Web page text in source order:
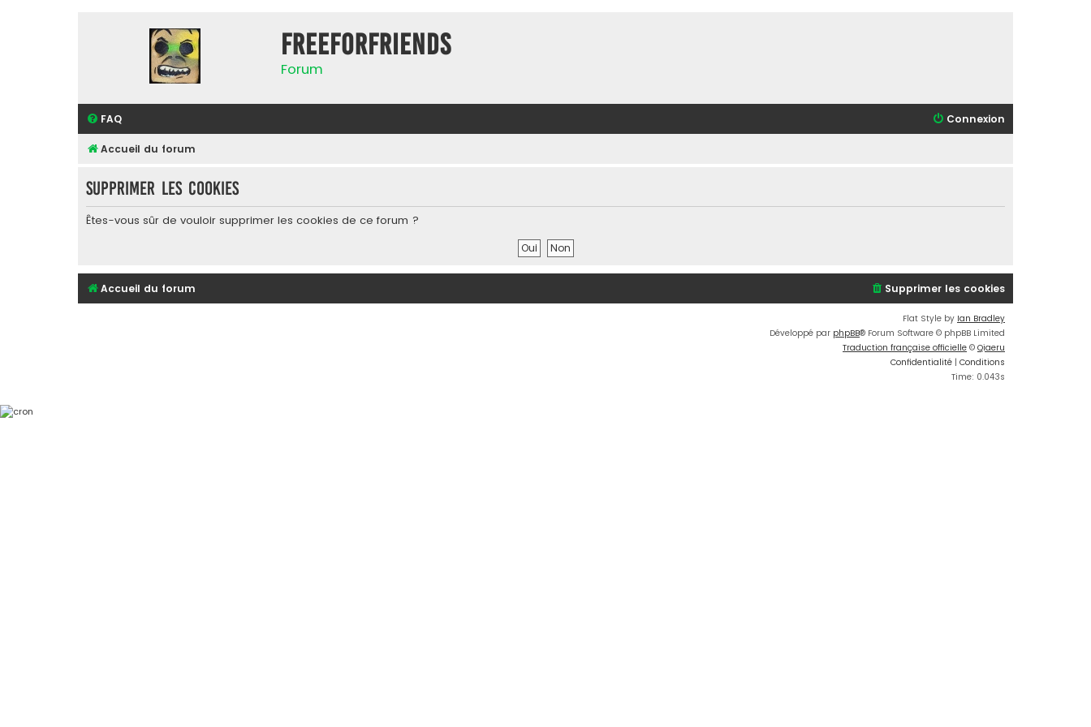
FreeForFriends
Forum
FAQ Connexion
Accueil du forum
Supprimer les cookies
Êtes-vous sûr de vouloir supprimer les cookies de ce forum ?
Accueil du forum Supprimer les cookies
Flat Style by Ian Bradley
Développé par phpBB® Forum Software © phpBB Limited
Traduction française officielle © Qiaeru
Confidentialité | Conditions
Time: 0.043s